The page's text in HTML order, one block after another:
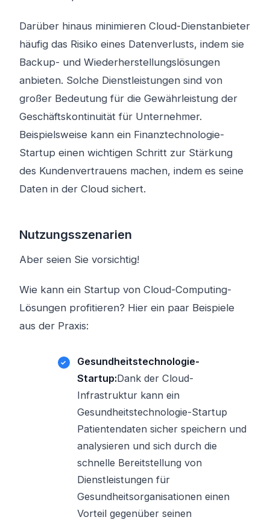
Darüber hinaus minimieren Cloud-Dienstanbieter
häufig das Risiko eines Datenverlusts, indem sie
Backup- und Wiederherstellungslösungen
anbieten. Solche Dienstleistungen sind von
großer Bedeutung für die Gewährleistung der
Geschäftskontinuität für Unternehmer.
Beispielsweise kann ein Finanztechnologie-
Startup einen wichtigen Schritt zur Stärkung
des Kundenvertrauens machen, indem es seine
Daten in der Cloud sichert.
Nutzungsszenarien
Aber seien Sie vorsichtig!
Wie kann ein Startup von Cloud-Computing-
Lösungen profitieren? Hier ein paar Beispiele
aus der Praxis:
Gesundheitstechnologie-
Startup:Dank der Cloud-
Infrastruktur kann ein
Gesundheitstechnologie-Startup
Patientendaten sicher speichern und
analysieren und sich durch die
schnelle Bereitstellung von
Dienstleistungen für
Gesundheitsorganisationen einen
Vorteil gegenüber seinen